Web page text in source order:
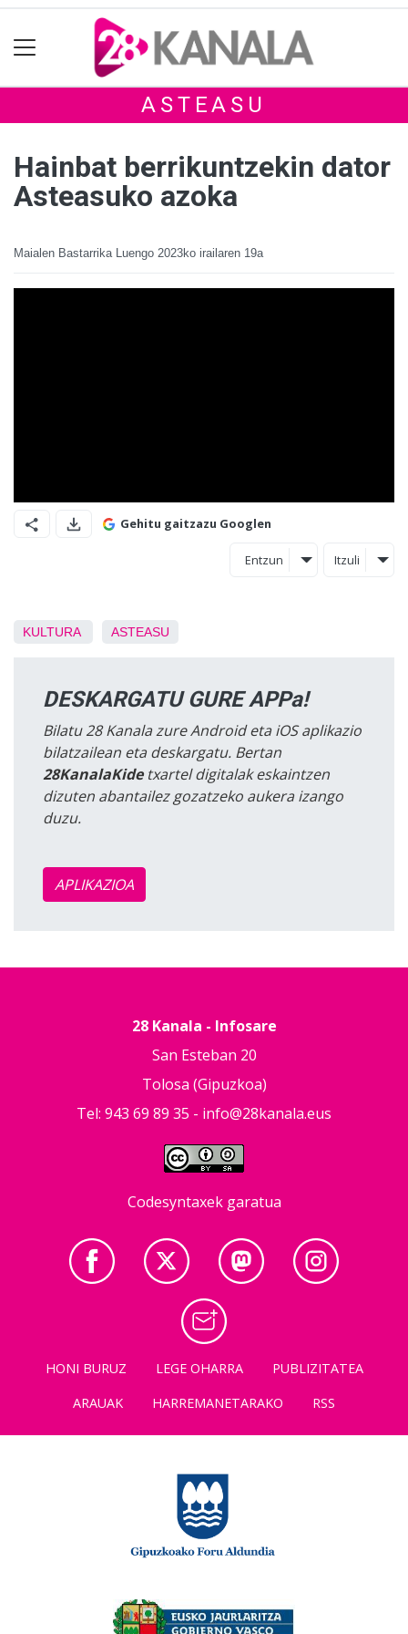
ASTEASU
Hainbat berrikuntzekin dator
Asteasuko azoka
Maialen Bastarrika Luengo 2023ko irailaren 19a
Gehitu gaitzazu Googlen
Entzun Itzuli
KULTURA ASTEASU
DESKARGATU GURE APPa!
Bilatu 28 Kanala zure Android eta iOS aplikazio
bilatzailean eta deskargatu. Bertan
28KanalaKidetxartel digitalak eskaintzen
dizuten abantailez gozatzeko aukera izango
duzu.
APLIKAZIOA
28 Kanala - Infosare
San Esteban 20
Tolosa (Gipuzkoa)
Tel: 943 69 89 35 - info@28kanala.eus
Codesyntaxek garatua
HONI BURUZ LEGE OHARRA
PUBLIZITATEA
ARAUAK
HARREMANETARAKO RSS